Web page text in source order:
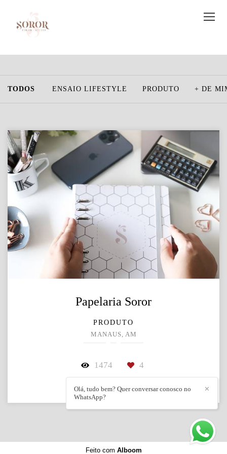
TODOS ENSAIO LIFESTYLE PRODUTO + DE
Papelaria Soror
PRODUTO
MANAUS, AM
1474 4
✕
Olá, tudo bem? Quer conversar conosco no
WhatsApp?
Feito com Alboom